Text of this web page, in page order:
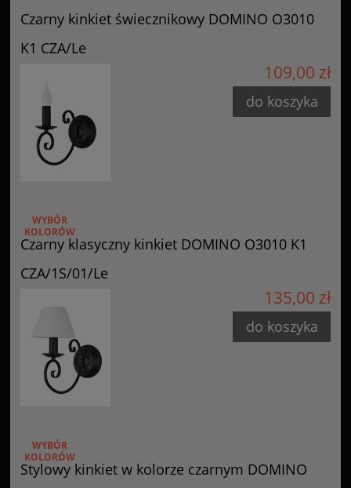
Czarny kinkiet świecznikowy DOMINO O3010
K1 CZA/Le
109,00 zł
do koszyka
Czarny klasyczny kinkiet DOMINO O3010 K1
CZA/1S/01/Le
WYBÓR
KOLORÓW
135,00 zł
do koszyka
Stylowy kinkiet w kolorze czarnym DOMINO
WYBÓR
KOLORÓW